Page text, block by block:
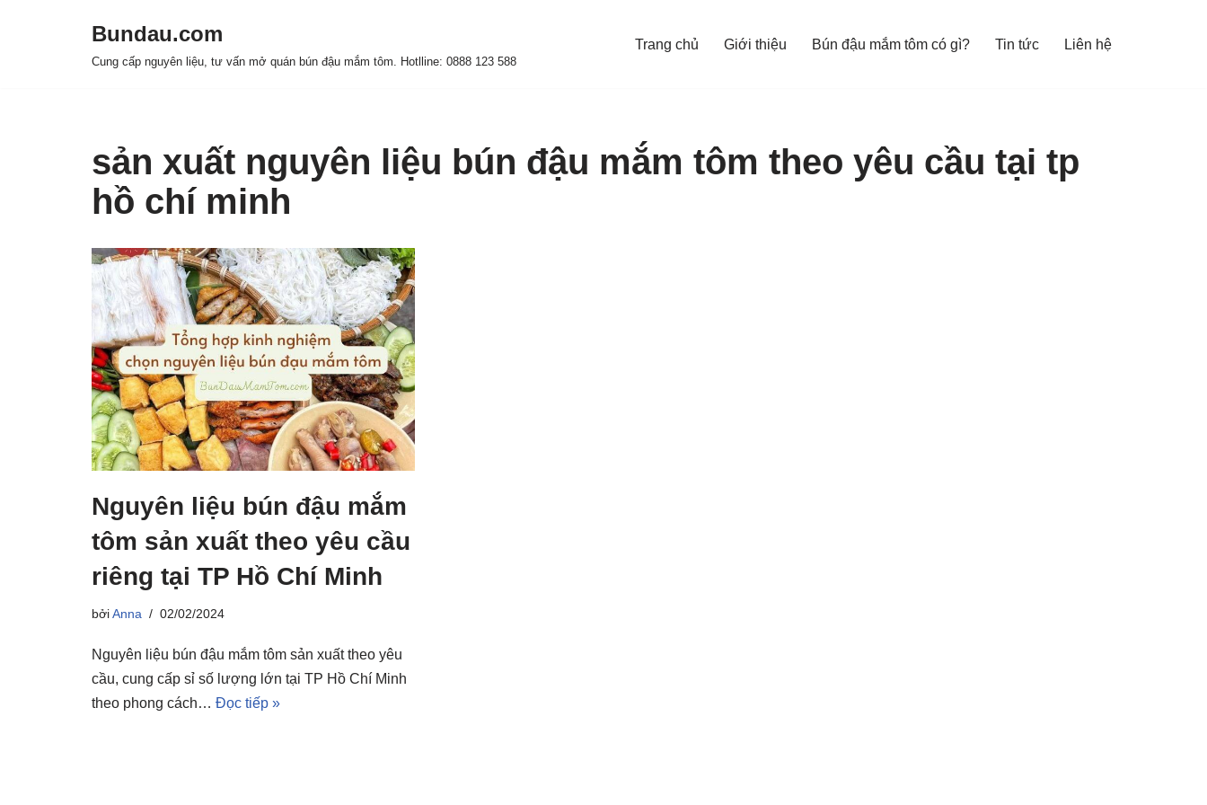
Bundau.com
Cung cấp nguyên liệu, tư vấn mở quán bún đậu mắm tôm. Hotlline: 0888 123 588
Trang chủ Giới thiệu Bún đậu mắm tôm có gì? Tin tức Liên hệ
sản xuất nguyên liệu bún đậu mắm tôm theo yêu cầu tại tp
hồ chí minh
Nguyên liệu bún đậu mắm
tôm sản xuất theo yêu cầu
riêng tại TP Hồ Chí Minh
bởiAnna 02/02/2024
Nguyên liệu bún đậu mắm tôm sản xuất theo yêu
cầu, cung cấp sỉ số lượng lớn tại TP Hồ Chí Minh
theo phong cách… Đọc tiếp »